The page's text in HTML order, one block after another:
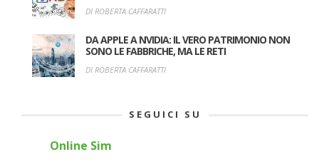
DI ROBERTA CAFFARATTI
DA APPLE A NVIDIA: IL VERO PATRIMONIO NON
SONO LE FABBRICHE, MA LE RETI
DI ROBERTA CAFFARATTI
SEGUICI SU
Online Sim